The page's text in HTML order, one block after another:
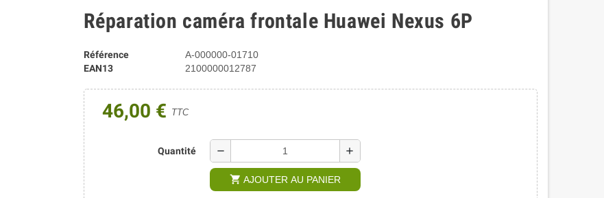
Réparation caméra frontale Huawei Nexus 6P
Référence
A-000000-01710
EAN13
2100000012787
46,00 € TTC
Quantité remove add
shopping_cart AJOUTER AU PANIER